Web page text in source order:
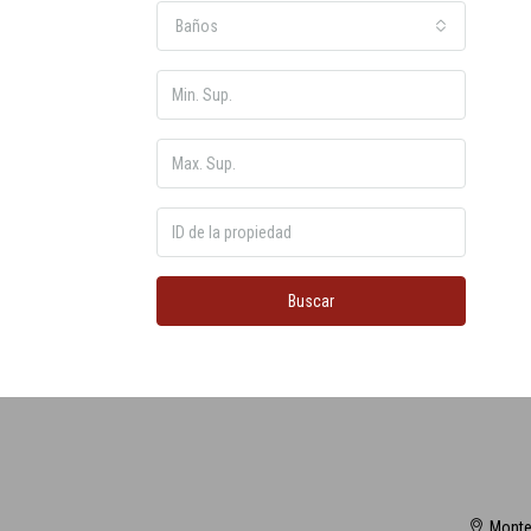
Baños
Buscar